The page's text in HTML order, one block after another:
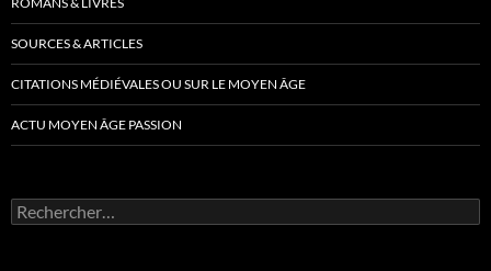
SOURCES & ARTICLES
CITATIONS MÉDIÉVALES OU SUR LE MOYEN ÂGE
ACTU MOYEN ÂGE PASSION
Rechercher :